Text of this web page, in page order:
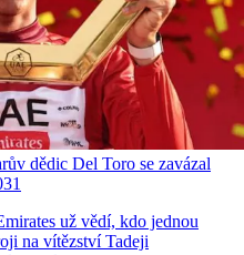
dědic Del Toro se zavázal
už vědí, kdo jednou
na vítězství Tadeji